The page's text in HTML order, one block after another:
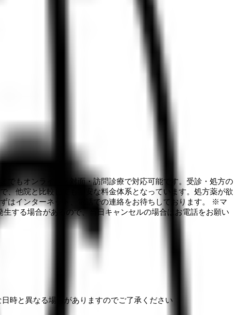
でもオンライン・対面・訪問診療で対応可能です。受診・処方の
、他院と比較しても割安な料金体系となっています。処方薬が欲
はインターネット、電話での連絡をお待ちしております。 ※マ
する場合があるので、当日キャンセルの場合はお電話をお願い
時と異なる場合がありますのでご了承ください